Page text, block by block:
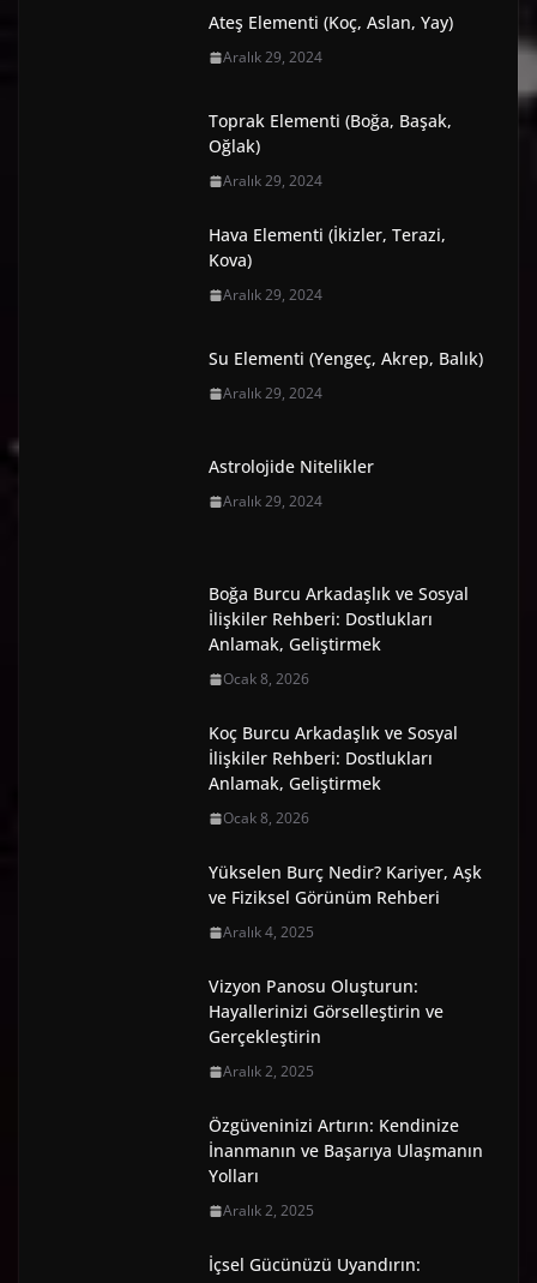
Ateş Elementi (Koç, Aslan, Yay)
Aralık 29, 2024
Toprak Elementi (Boğa, Başak,
Oğlak)
Aralık 29, 2024
Hava Elementi (İkizler, Terazi,
Kova)
Aralık 29, 2024
Su Elementi (Yengeç, Akrep, Balık)
Aralık 29, 2024
Astrolojide Nitelikler
Aralık 29, 2024
Boğa Burcu Arkadaşlık ve Sosyal
İlişkiler Rehberi: Dostlukları
Anlamak, Geliştirmek
Ocak 8, 2026
Koç Burcu Arkadaşlık ve Sosyal
İlişkiler Rehberi: Dostlukları
Anlamak, Geliştirmek
Ocak 8, 2026
Yükselen Burç Nedir? Kariyer, Aşk
ve Fiziksel Görünüm Rehberi
Aralık 4, 2025
Vizyon Panosu Oluşturun:
Hayallerinizi Görselleştirin ve
Gerçekleştirin
Aralık 2, 2025
Özgüveninizi Artırın: Kendinize
İnanmanın ve Başarıya Ulaşmanın
Yolları
Aralık 2, 2025
İçsel Gücünüzü Uyandırın: